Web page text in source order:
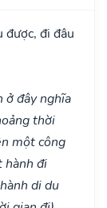
được, đi đâu
ở đây nghĩa
thời
một công
hành đi
di du